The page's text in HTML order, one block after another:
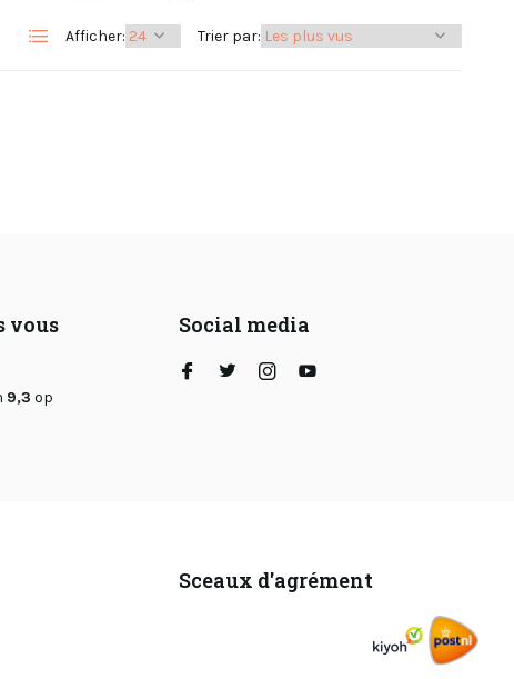
Afficher: Trier par:
vous
9,3 op
Social media
Sceaux d'agrément